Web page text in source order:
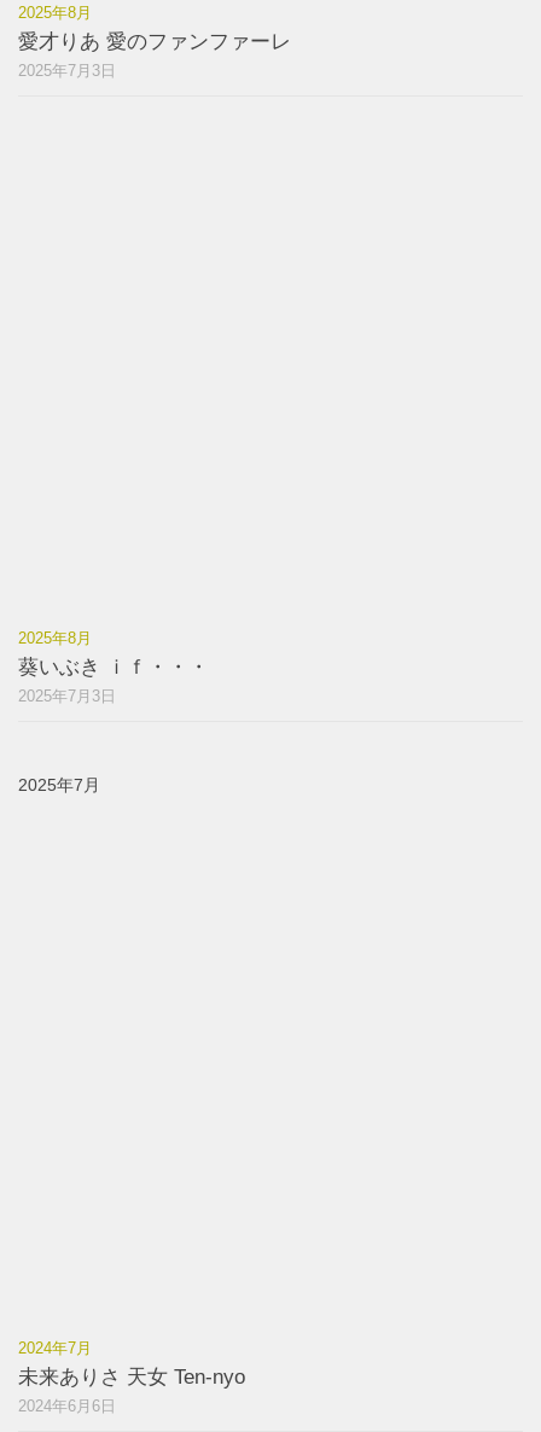
2025年8月
愛才りあ 愛のファンファーレ
2025年7月3日
2025年8月
葵いぶき ｉｆ・・・
2025年7月3日
2025年7月
2024年7月
未来ありさ 天女 Ten-nyo
2024年6月6日